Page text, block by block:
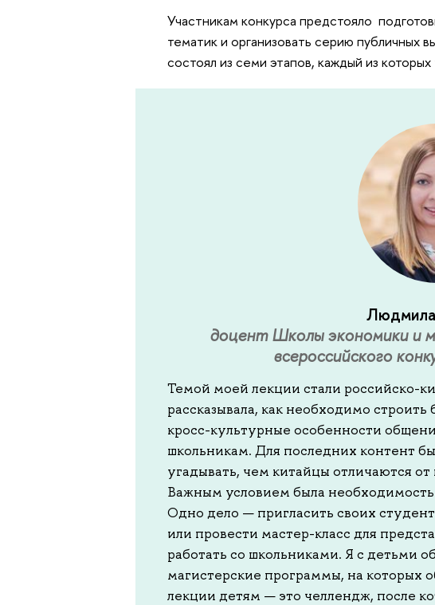
Участникам конкурса предстояло
тематик и организовать серию публичных
состоял из семи этапов, каждый из
Людмила
доцент Школы экономики и
всероссийского
Темой моей лекции стали российско-
рассказывала, как необходимо
кросс-культурные особенности
школьникам. Для последних контент
угадывать, чем китайцы отличаются
Важным условием была
Одно дело — пригласить своих
или провести мастер-класс для
работать со школьниками. Я с детьми
магистерские программы, на которых
лекции детям — это челлендж, после